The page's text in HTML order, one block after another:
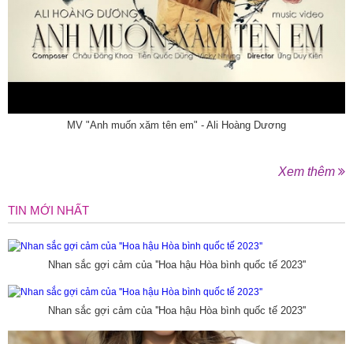
MV "Anh muốn xăm tên em" - Ali Hoàng Dương
Xem thêm
TIN MỚI NHẤT
Nhan sắc gợi cảm của ''Hoa hậu Hòa bình quốc tế 2023''
Nhan sắc gợi cảm của ''Hoa hậu Hòa bình quốc tế 2023''